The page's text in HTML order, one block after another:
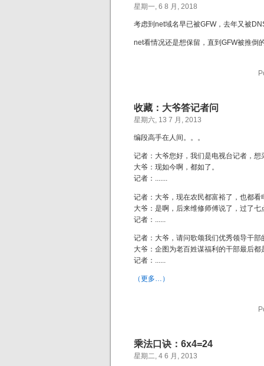
星期一, 6 8 月, 2018
考虑到net域名早已被GFW，去年又被
net看情况还是想保留，直到GFW被推倒
收藏：大爷答记者问
星期六, 13 7 月, 2013
编段高手在人间。。。
记者：大爷您好，我们是电视台记者，
大爷：现如今啊，都如了。
记者：.......
记者：大爷，现在农民都富裕了，也都
大爷：是啊，后来维修师傅说了，过了七
记者：......
记者：大爷，请问歌颂我们优秀领导干
大爷：企图为老百姓谋福利的干部最后都
记者：......
（更多…）
乘法口诀：6x4=24
星期二, 4 6 月, 2013